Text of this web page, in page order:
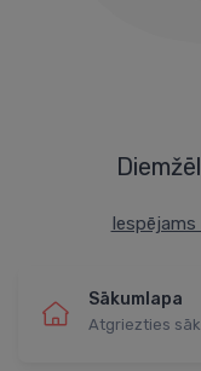
Sākumlapa
Atgriezties